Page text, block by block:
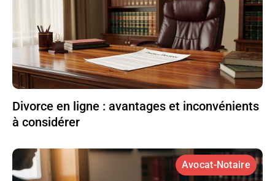
Divorce en ligne : avantages et inconvénients
à considérer
Avocat-Notaire